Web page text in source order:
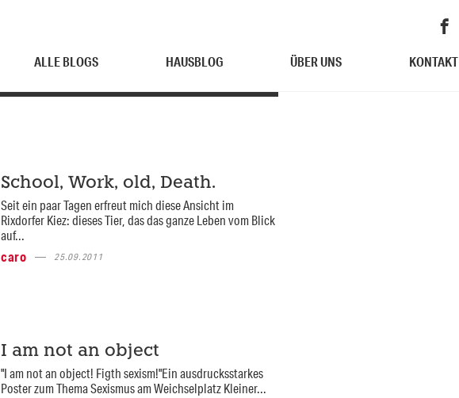
ALLE BLOGS HAUSBLOG ÜBER UNS KONTAKT
School, Work, old, Death.
Seit ein paar Tagen erfreut mich diese Ansicht im
Rixdorfer Kiez: dieses Tier, das das ganze Leben vom Blick
auf...
caro
25.09.2011
I am not an object
"I am not an object! Figth sexism!"Ein ausdrucksstarkes
Poster zum Thema Sexismus am Weichselplatz Kleiner...